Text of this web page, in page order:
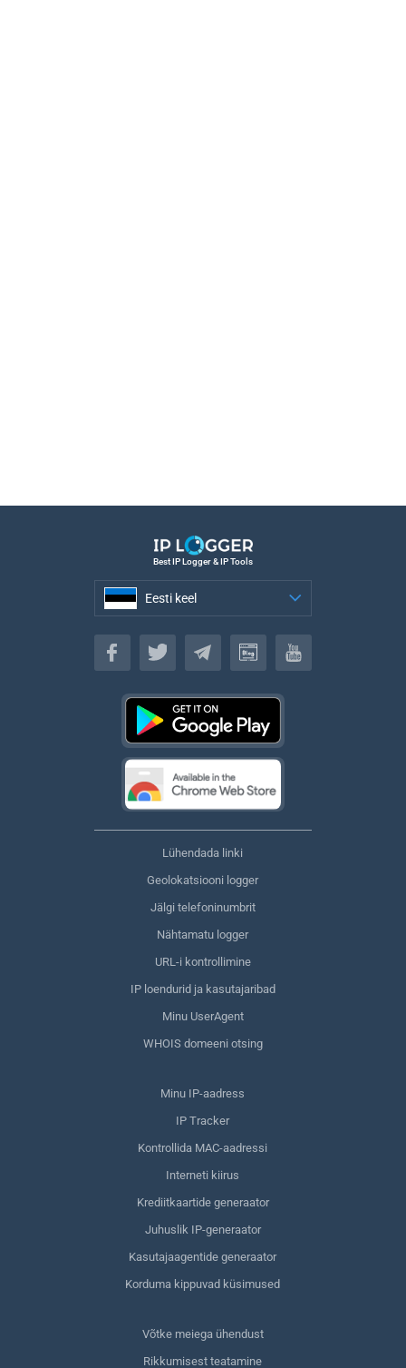
Best IP Logger & IP Tools
Eesti keel
Eesti keel
Lühendada linki
Geolokatsiooni logger
Jälgi telefoninumbrit
Nähtamatu logger
URL-i kontrollimine
IP loendurid ja kasutajaribad
Minu UserAgent
WHOIS domeeni otsing
Minu IP-aadress
IP Tracker
Kontrollida MAC-aadressi
Interneti kiirus
Krediitkaartide generaator
Juhuslik IP-generaator
Kasutajaagentide generaator
Korduma kippuvad küsimused
Võtke meiega ühendust
Rikkumisest teatamine